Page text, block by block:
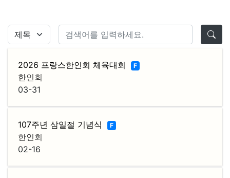
2026 프랑스한인회 체육대회 F
한인회
03-31
107주년 삼일절 기념식 F
한인회
02-16